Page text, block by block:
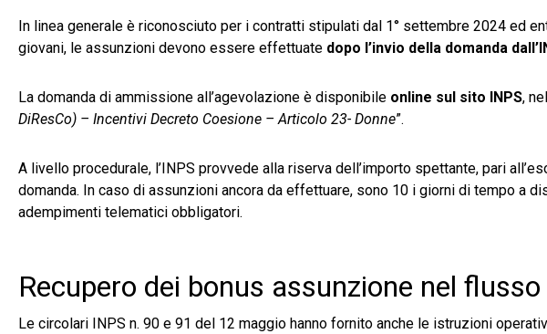
In linea generale è riconosciuto per i contratti stipulati dal 1° settembre 2024 ed
giovani, le assunzioni devono essere effettuate dopo l’invio della domanda
La domanda di ammissione all’agevolazione è disponibile online sul sito INPS,
DiResCo) – Incentivi Decreto Coesione – Articolo 23- Donne”.
A livello procedurale, l’INPS provvede alla riserva dell’importo spettante, pari
domanda. In caso di assunzioni ancora da effettuare, sono 10 i giorni di tempo a
adempimenti telematici obbligatori.
Recupero dei bonus assunzione nel
Le circolari INPS n. 90 e 91 del 12 maggio hanno fornito anche le istruzioni